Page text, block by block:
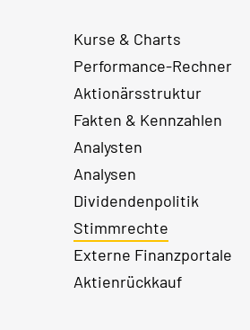
Kurse & Charts
Performance-Rechner
Aktionärsstruktur
Fakten & Kennzahlen
Analysten
Analysen
Dividendenpolitik
Stimmrechte
Externe Finanzportale
Aktienrückkauf